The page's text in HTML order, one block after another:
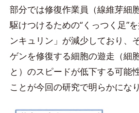
部分では修復作業員（線維芽細
駆けつけるための“くっつく足”
ンキュリン」が減少しており、
ゲンを修復する細胞の遊走（細
と）のスピードが低下する可能
ことが今回の研究で明らかにな